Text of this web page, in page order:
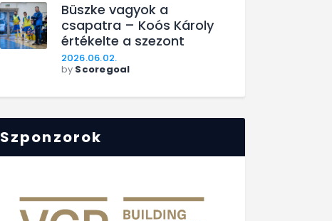
Büszke vagyok a
csapatra – Koós Károly
értékelte a szezont
2026.06.02.
by Scoregoal
Szponzorok